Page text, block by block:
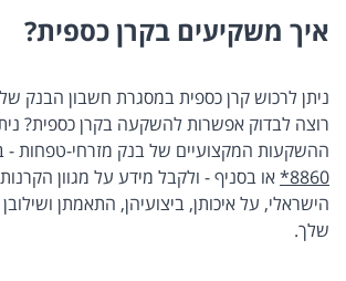
איך משקיעים בקרן כספית?
ניתן לרכוש קרן כספית במסגרת חשבון הבנק
רוצה לבדוק אפשרות להשקעה בקרן כספית?
ההשקעות המקצועיים של בנק מזרחי-טפחות -
*8860או בסניף - ולקבל מידע על מגוון
הישראלי, על איכותן, ביצועיהן, התאמתן
שלך.